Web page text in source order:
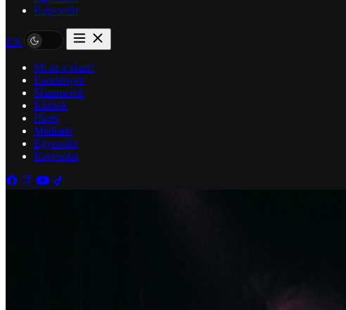
Kapcsolat
EN
Mi az a slam?
Események
Slammerek
Klubok
Hírek
Médiatár
Egyesület
Kapcsolat